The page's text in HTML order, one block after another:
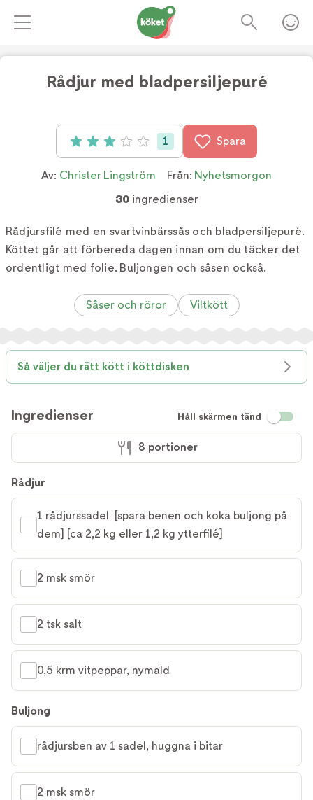
Rådjur med bladpersiljepuré
Betyg: 3 av 5 (1 röster)
1 Spara
Av: Christer Lingström Från: Nyhetsmorgon
30ingredienser
Rådjursfilé med en svartvinbärssås och bladpersiljepuré.
Köttet går att förbereda dagen innan om du täcker det
ordentligt med folie. Buljongen och såsen också.
Såser och röror Viltkött
Så väljer du rätt kött i köttdisken
Ingredienser Håll skärmen tänd
8 portioner
Rådjur
1 rådjurssadel  [spara benen och koka buljong på
dem] [ca 2,2 kg eller 1,2 kg ytterfilé]
2 msk smör
2 tsk salt
0,5 krm vitpeppar, nymald
Buljong
rådjursben av 1 sadel, huggna i bitar
2 msk smör